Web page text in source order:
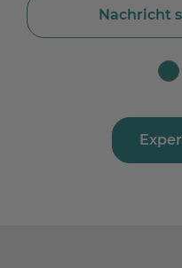
Nachricht